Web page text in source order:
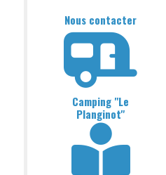
Nous contacter
Camping "Le
Planginot"